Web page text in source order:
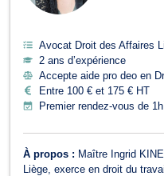
Avocat Droit des Affaires
2 ans d’expérience
Accepte aide pro deo en
Entre 100 € et 175 € HT
Premier rendez-vous de
À propos : Maître Ingrid
Liège, exerce en droit du